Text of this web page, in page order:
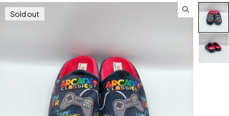
Sold out